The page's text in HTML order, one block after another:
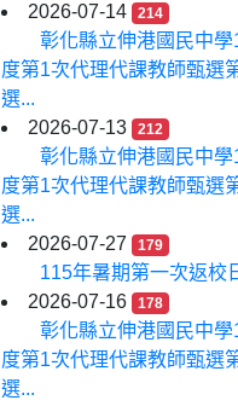
2026-07-14
214
彰化縣立伸港國民中
度第1次代理代課教師甄選
選...
2026-07-13
212
彰化縣立伸港國民中
度第1次代理代課教師甄選
選...
2026-07-27
179
115年暑期第一次返校
2026-07-16
178
彰化縣立伸港國民中
度第1次代理代課教師甄選
選...